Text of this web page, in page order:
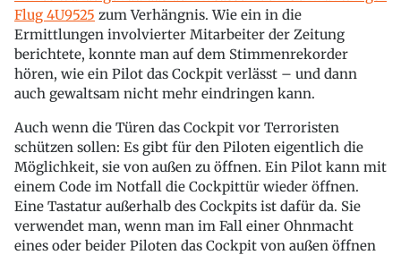
Flug 4U9525 zum Verhängnis. Wie ein in die
Ermittlungen involvierter Mitarbeiter der Zeitung
berichtete, konnte man auf dem Stimmenrekorder
hören, wie ein Pilot das Cockpit verlässt – und dann
auch gewaltsam nicht mehr eindringen kann.
Auch wenn die Türen das Cockpit vor Terroristen
schützen sollen: Es gibt für den Piloten eigentlich die
Möglichkeit, sie von außen zu öffnen. Ein Pilot kann mit
einem Code im Notfall die Cockpittür wieder öffnen.
Eine Tastatur außerhalb des Cockpits ist dafür da. Sie
verwendet man, wenn man im Fall einer Ohnmacht
eines oder beider Piloten das Cockpit von außen öffnen